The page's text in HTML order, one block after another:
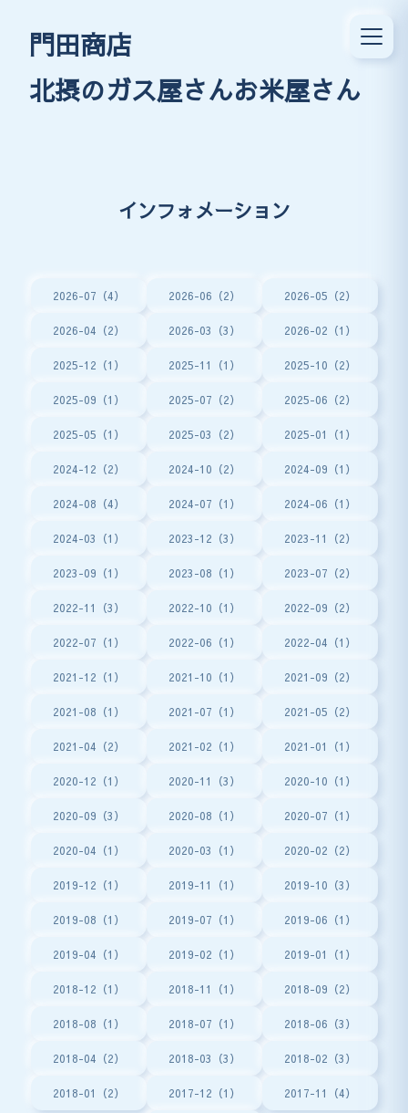
門田商店
北摂のガス屋さんお米屋さん
インフォメーション
2026-07（4） 2026-06（2） 2026-05（2）
2026-04（2） 2026-03（3） 2026-02（1）
2025-12（1） 2025-11（1） 2025-10（2）
2025-09（1） 2025-07（2） 2025-06（2）
2025-05（1） 2025-03（2） 2025-01（1）
2024-12（2） 2024-10（2） 2024-09（1）
2024-08（4） 2024-07（1） 2024-06（1）
2024-03（1） 2023-12（3） 2023-11（2）
2023-09（1） 2023-08（1） 2023-07（2）
2022-11（3） 2022-10（1） 2022-09（2）
2022-07（1） 2022-06（1） 2022-04（1）
2021-12（1） 2021-10（1） 2021-09（2）
2021-08（1） 2021-07（1） 2021-05（2）
2021-04（2） 2021-02（1） 2021-01（1）
2020-12（1） 2020-11（3） 2020-10（1）
2020-09（3） 2020-08（1） 2020-07（1）
2020-04（1） 2020-03（1） 2020-02（2）
2019-12（1） 2019-11（1） 2019-10（3）
2019-08（1） 2019-07（1） 2019-06（1）
2019-04（1） 2019-02（1） 2019-01（1）
2018-12（1） 2018-11（1） 2018-09（2）
2018-08（1） 2018-07（1） 2018-06（3）
2018-04（2） 2018-03（3） 2018-02（3）
2018-01（2） 2017-12（1） 2017-11（4）